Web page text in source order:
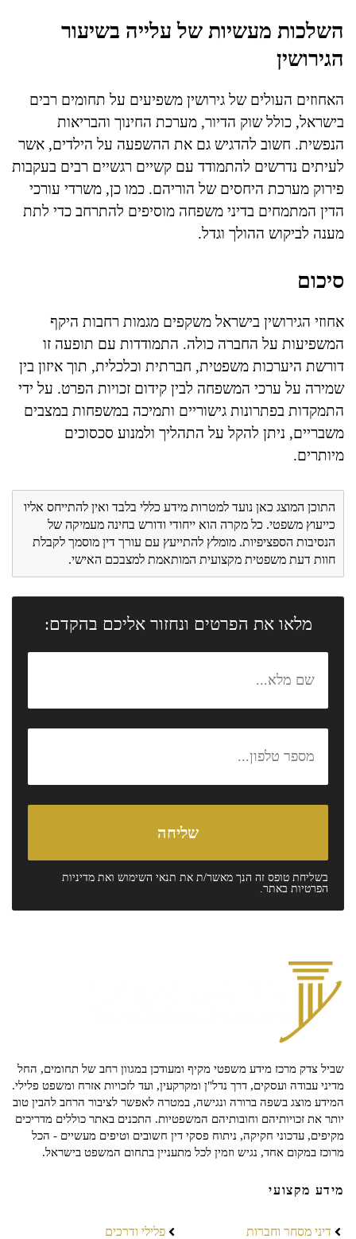
השלכות מעשיות של עלייה בשיעור
הגירושין
האחוזים העולים של גירושין משפיעים על תחומים רבים
בישראל, כולל שוק הדיור, מערכת החינוך והבריאות
הנפשית. חשוב להדגיש גם את ההשפעה על הילדים, אשר
לעיתים נדרשים להתמודד עם קשיים רגשיים רבים בעקבות
פירוק מערכת היחסים של הוריהם. כמו כן, משרדי עורכי
הדין המתמחים בדיני משפחה מוסיפים להתרחב כדי לתת
מענה לביקוש ההולך וגדל.
סיכום
אחוזי הגירושין בישראל משקפים מגמות רחבות היקף
המשפיעות על החברה כולה. התמודדות עם תופעה זו
דורשת היערכות משפטית, חברתית וכלכלית, תוך איזון בין
שמירה על ערכי המשפחה לבין קידום זכויות הפרט. על ידי
התמקדות בפתרונות גישוריים ותמיכה במשפחות במצבים
משבריים, ניתן להקל על התהליך ולמנוע סכסוכים
מיותרים.
התוכן המוצג כאן נועד למטרות מידע כללי בלבד ואין להתייחס אליו
כייעוץ משפטי. כל מקרה הוא ייחודי ודורש בחינה מעמיקה של
הנסיבות הספציפיות. מומלץ להתייעץ עם עורך דין מוסמך לקבלת
חוות דעת משפטית מקצועית המותאמת למצבכם האישי.
מלאו את הפרטים ונחזור אליכם בהקדם:
בשליחת טופס זה הנך מאשר/ת את תנאי השימוש ואת מדיניות
הפרטיות באתר.
שביל צדק מרכז מידע משפטי מקיף ומעודכן במגוון רחב של תחומים, החל
מדיני עבודה ועסקים, דרך נדל"ן ומקרקעין, ועד לזכויות אזרח ומשפט פלילי.
המידע מוצג בשפה ברורה ונגישה, במטרה לאפשר לציבור הרחב להבין טוב
יותר את זכויותיהם וחובותיהם המשפטיות. התכנים באתר כוללים מדריכים
מקיפים, עדכוני חקיקה, ניתוח פסקי דין חשובים וטיפים מעשיים - הכל
מרוכז במקום אחד, נגיש וזמין לכל מתעניין בתחום המשפט בישראל.
מידע מקצועי
דיני מסחר וחברות
פלילי ודרכים